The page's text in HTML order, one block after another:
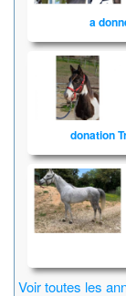
a
donation
Voir toutes les